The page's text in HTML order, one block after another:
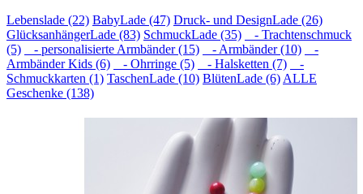
Lebenslade (22) BabyLade (47) Druck- und DesignLade (26)
GlücksanhängerLade (83) SchmuckLade (35)
- Trachtenschmuck
(5)
- personalisierte Armbänder (15) - Armbänder (10)
-
Armbänder Kids (6)
- Ohrringe (5) - Halsketten (7)
-
Schmuckkarten (1) TaschenLade (10) BlütenLade (6) ALLE
Geschenke (138)